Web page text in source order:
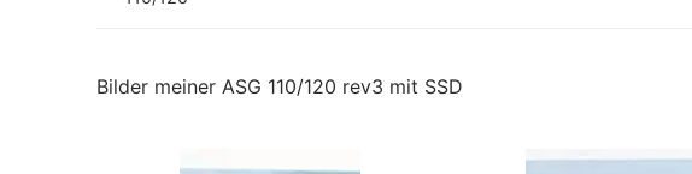
Bilder meiner ASG 110/120 rev3 mit SSD